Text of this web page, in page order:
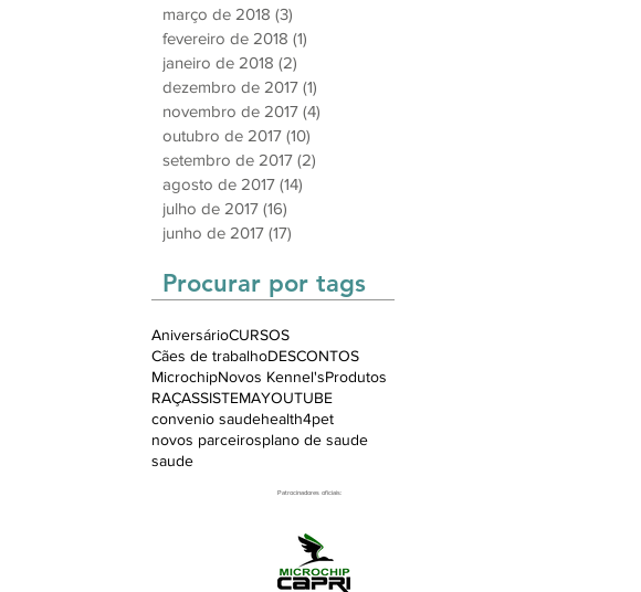
março de 2018 (3)
fevereiro de 2018 (1)
janeiro de 2018 (2)
dezembro de 2017 (1)
novembro de 2017 (4)
outubro de 2017 (10)
setembro de 2017 (2)
agosto de 2017 (14)
julho de 2017 (16)
junho de 2017 (17)
Procurar por tags
AniversárioCURSOS
Cães de trabalhoDESCONTOS
MicrochipNovos Kennel'sProdutos
RAÇASSISTEMAYOUTUBE
convenio saudehealth4pet
novos parceirosplano de saude
saude
Patrocinadores oficiais: